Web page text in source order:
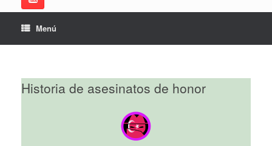
Menú
Historia de asesinatos de honor